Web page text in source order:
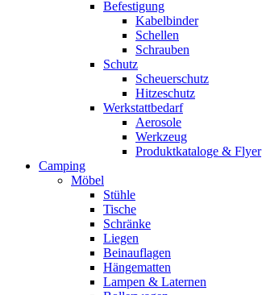
Befestigung
Kabelbinder
Schellen
Schrauben
Schutz
Scheuerschutz
Hitzeschutz
Werkstattbedarf
Aerosole
Werkzeug
Produktkataloge & Flyer
Camping
Möbel
Stühle
Tische
Schränke
Liegen
Beinauflagen
Hängematten
Lampen & Laternen